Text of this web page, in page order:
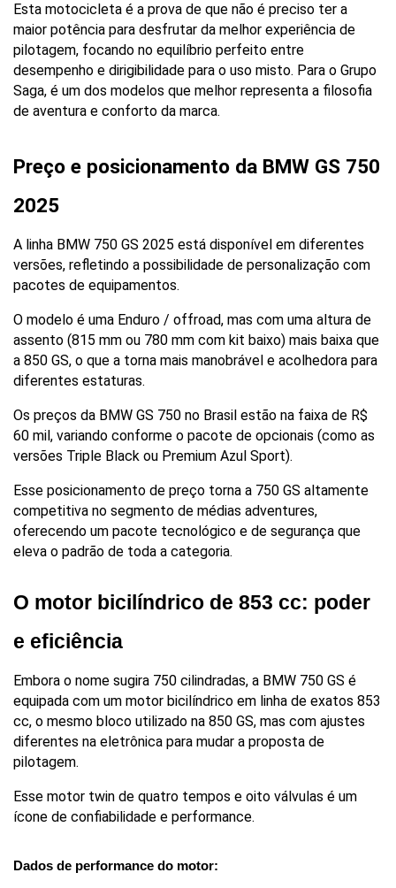
Esta motocicleta é a prova de que não é preciso ter a
maior potência para desfrutar da melhor experiência de
pilotagem, focando no equilíbrio perfeito entre
desempenho e dirigibilidade para o uso misto. Para o Grupo
Saga, é um dos modelos que melhor representa a filosofia
de aventura e conforto da marca.
Preço e posicionamento da BMW GS 750
2025
A linha BMW 750 GS 2025 está disponível em diferentes
versões, refletindo a possibilidade de personalização com
pacotes de equipamentos.
O modelo é uma Enduro / offroad, mas com uma altura de
assento (815 mm ou 780 mm com kit baixo) mais baixa que
a 850 GS, o que a torna mais manobrável e acolhedora para
diferentes estaturas.
Os preços da BMW GS 750 no Brasil estão na faixa de R$
60 mil, variando conforme o pacote de opcionais (como as
versões Triple Black ou Premium Azul Sport).
Esse posicionamento de preço torna a 750 GS altamente
competitiva no segmento de médias adventures,
oferecendo um pacote tecnológico e de segurança que
eleva o padrão de toda a categoria.
O motor bicilíndrico de 853 cc: poder
e eficiência
Embora o nome sugira 750 cilindradas, a BMW 750 GS é
equipada com um motor bicilíndrico em linha de exatos 853
cc, o mesmo bloco utilizado na 850 GS, mas com ajustes
diferentes na eletrônica para mudar a proposta de
pilotagem.
Esse motor twin de quatro tempos e oito válvulas é um
ícone de confiabilidade e performance.
Dados de performance do motor: